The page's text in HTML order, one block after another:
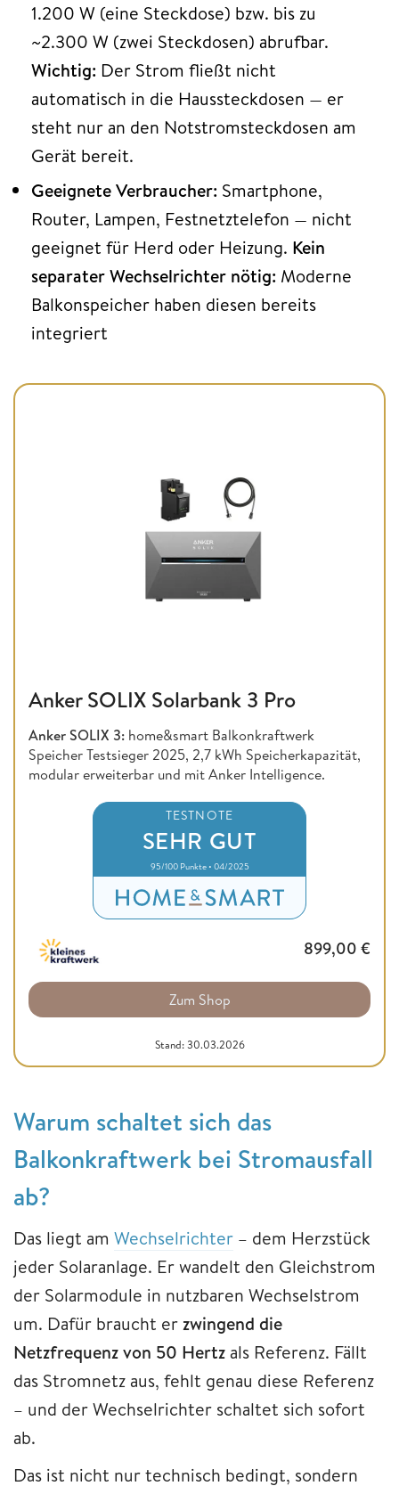
1.200 W (eine Steckdose) bzw. bis zu
~2.300 W (zwei Steckdosen) abrufbar.
Wichtig: Der Strom fließt nicht
automatisch in die Haussteckdosen — er
steht nur an den Notstromsteckdosen am
Gerät bereit.
Geeignete Verbraucher: Smartphone,
Router, Lampen, Festnetztelefon — nicht
geeignet für Herd oder Heizung. Kein
separater Wechselrichter nötig: Moderne
Balkonspeicher haben diesen bereits
integriert
Anker SOLIX Solarbank 3 Pro
Anker SOLIX 3: home&smart Balkonkraftwerk
Speicher Testsieger 2025, 2,7 kWh Speicherkapazität,
modular erweiterbar und mit Anker Intelligence.
TESTNOTE
SEHR GUT
95/100 Punkte • 04/2025
899,00 €
Zum Shop
Stand: 30.03.2026
Warum schaltet sich das
Balkonkraftwerk bei Stromausfall
ab?
Das liegt am Wechselrichter – dem Herzstück
jeder Solaranlage. Er wandelt den Gleichstrom
der Solarmodule in nutzbaren Wechselstrom
um. Dafür braucht erzwingend die
Netzfrequenz von 50 Hertz als Referenz. Fällt
das Stromnetz aus, fehlt genau diese Referenz
– und der Wechselrichter schaltet sich sofort
ab.
Das ist nicht nur technisch bedingt, sondern